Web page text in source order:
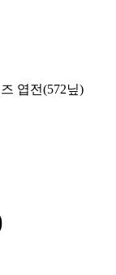
엽전(572닢)